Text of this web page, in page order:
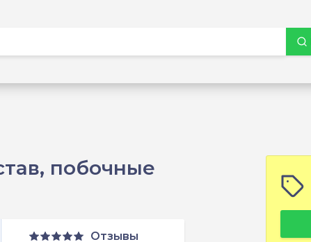
побочные
Отзывы